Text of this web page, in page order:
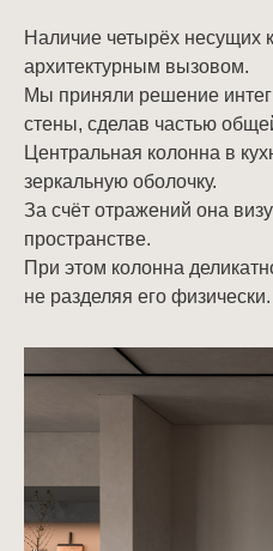
Наличие четырёх несущих
архитектурным вызовом.
Мы приняли решение
стены, сделав частью
Центральная колонна в
зеркальную оболочку.
За счёт отражений она
пространстве.
При этом колонна
не разделяя его физически.